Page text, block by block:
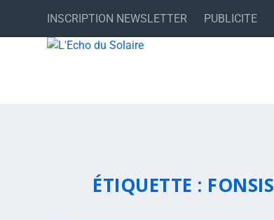
INSCRIPTION NEWSLETTER PUBLICITE
ÉTIQUETTE : FONSIS